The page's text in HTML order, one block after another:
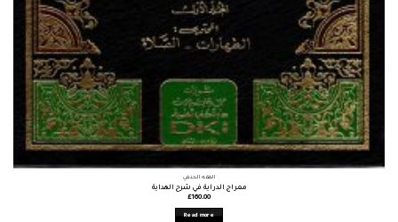
الفقه الحنفي
معراج الدراية في شرح الهداية
£160.00
Read more